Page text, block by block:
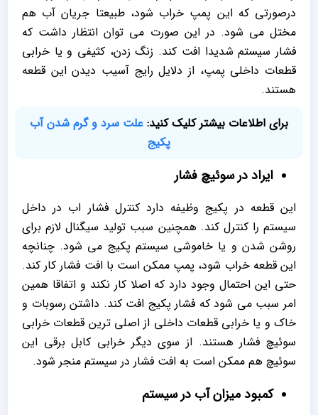
درصورتی که این پمپ خراب شود، طبیعتا جریان آب هم
مختل می شود. در این صورت می توان انتظار داشت که
فشار سیستم شدیدا افت کند. زنگ زدن، کثیفی و یا خرابی
قطعات داخلی پمپ، از دلایل رایج آسیب دیدن این قطعه
هستند.
برای اطلاعات بیشتر کلیک کنید: علت سرد و گرم شدن آب
پکیج
ایراد در سوئیچ فشار
این قطعه در پکیج وظیفه دارد کنترل فشار اب در داخل
سیستم را کنترل کند. همچنین سبب تولید سیگنال لازم برای
روشن شدن و یا خاموشی سیستم پکیج می شود. چنانچه
این قطعه خراب شود، پمپ ممکن است با افت فشار کار کند.
حتی این احتمال وجود دارد که اصلا کار نکند و اتفاقا همین
امر سبب می شود که فشار پکیج افت کند. داشتن رسوبات و
خاک و یا خرابی قطعات داخلی از اصلی ترین قطعات خرابی
سوئیچ فشار هستند. از سوی دیگر خرابی کابل برقی این
سوئیچ هم ممکن است به افت فشار در سیستم منجر شود.
کمبود میزان آب در سیستم